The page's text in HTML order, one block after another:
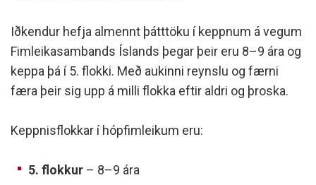
Iðkendur hefja almennt þátttöku í keppnum á vegum
Fimleikasambands Íslands þegar þeir eru 8–9 ára og
keppa þá í 5. flokki. Með aukinni reynslu og færni
færa þeir sig upp á milli flokka eftir aldri og þroska.
Keppnisflokkar í hópfimleikum eru:
5. flokkur – 8–9 ára